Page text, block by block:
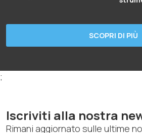
SCOPRI DI PIÙ
;
Iscriviti alla nostra
Rimani aggiornato sulle ultime